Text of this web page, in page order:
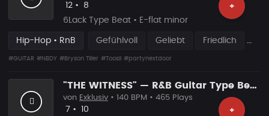
+
Likes
12 • Vorgeschlagen
8
6Lack Type Beat • E-flat minor
Hip-Hop • RnB Gefühlvoll Geliebt Friedlich
#GUITAR #NBDY #Bryson Tiller #Toosii #partynextdoor
"THE WITNESS" — R&B Guitar Type Beat • Trap Soul • RnB Blues Instrumental 2026
+
von Exklusiv • 140 BPM • 465 Plays
Likes
7 • Vorgeschlagen
10